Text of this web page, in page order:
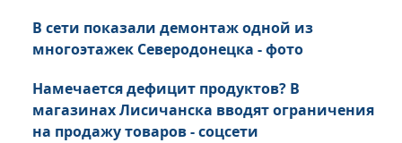
В сети показали демонтаж одной из
многоэтажек Северодонецка - фото
Намечается дефицит продуктов? В
магазинах Лисичанска вводят ограничения
на продажу товаров - соцсети